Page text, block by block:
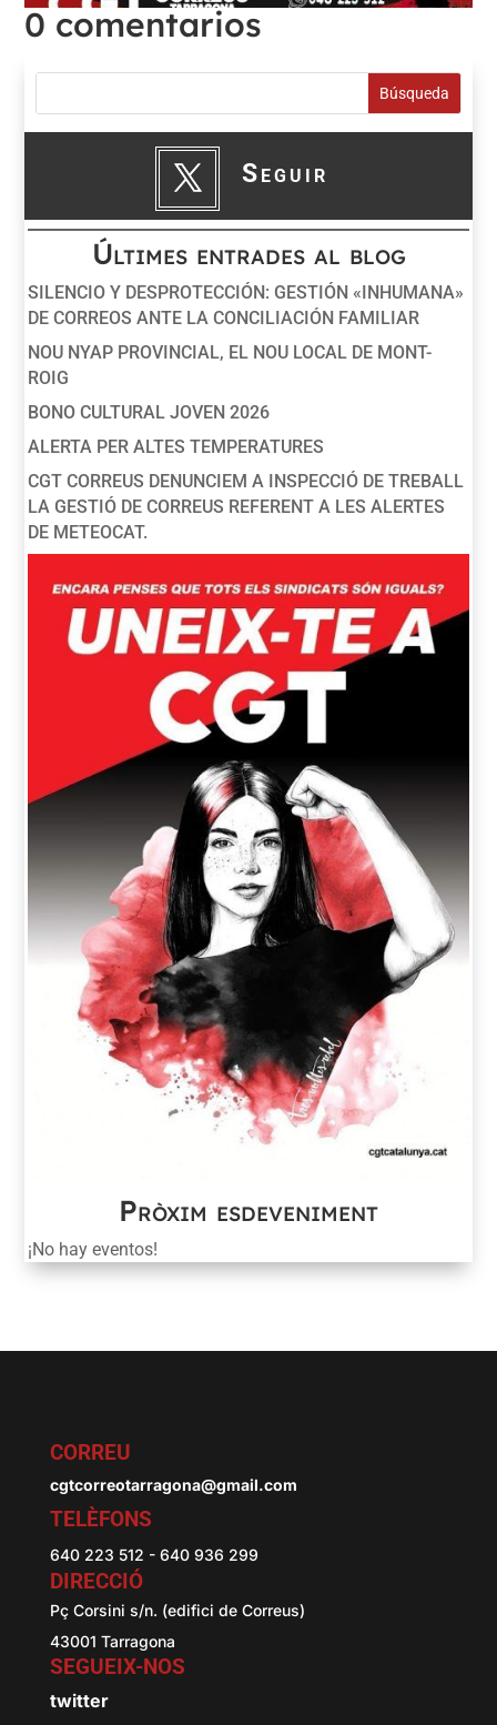
0 comentarios
Seguir
Últimes entrades al blog
SILENCIO Y DESPROTECCIÓN: GESTIÓN «INHUMANA»
DE CORREOS ANTE LA CONCILIACIÓN FAMILIAR
NOU NYAP PROVINCIAL, EL NOU LOCAL DE MONT-
ROIG
BONO CULTURAL JOVEN 2026
ALERTA PER ALTES TEMPERATURES
CGT CORREUS DENUNCIEM A INSPECCIÓ DE TREBALL
LA GESTIÓ DE CORREUS REFERENT A LES ALERTES
DE METEOCAT.
Pròxim esdeveniment
¡No hay eventos!
CORREU
cgtcorreotarragona@gmail.com
TELÈFONS
640 223 512 - 640 936 299
DIRECCIÓ
Pç Corsini s/n. (edifici de Correus)
43001 Tarragona
SEGUEIX-NOS
twitter